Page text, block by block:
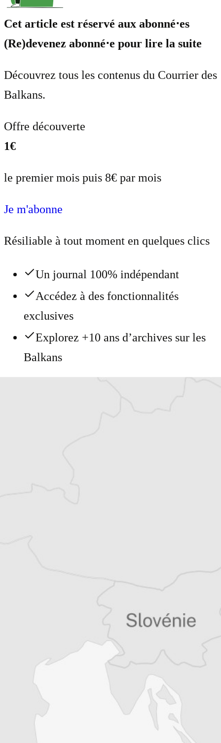
Cet article est réservé aux abonné⋅es
(Re)devenez abonné⋅e pour lire la suite
Découvrez tous les contenus du Courrier des
Balkans.
Offre découverte
1€
le premier mois puis 8€ par mois
Je m'abonne
Résiliable à tout moment en quelques clics
Un journal 100% indépendant
Accédez à des fonctionnalités
exclusives
Explorez +10 ans d’archives sur les
Balkans